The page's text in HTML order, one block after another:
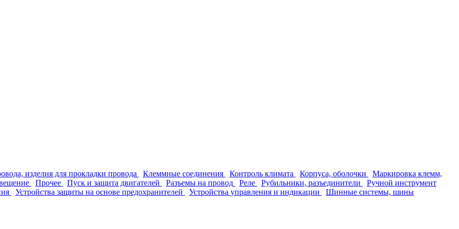
изделия для прокладки провода Клеммные соединения Контроль климата Корпуса, оболочки
Маркировка клемм,
Прочее Пуск и защита двигателей Разъемы на провод Реле Рубильники, разъединители
Ручной инструмент
Устройства защиты на основе предохранителей Устройства управления и индикации
Шинные системы, шины